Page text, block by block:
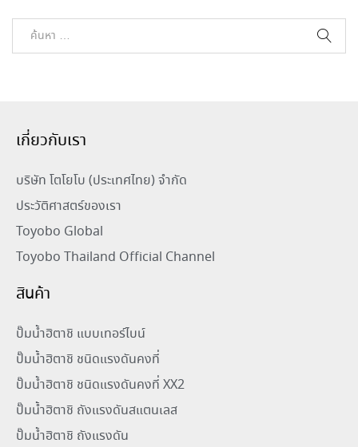
เกี่ยวกับเรา
บริษัท โตโยโบ (ประเทศไทย) จำกัด
ประวัติศาสตร์ของเรา
Toyobo Global
Toyobo Thailand Official Channel
สินค้า
ปั๊มน้ำฮิตาชิ แบบเทอร์ไบน์
ปั๊มน้ำฮิตาชิ ชนิดแรงดันคงที่
ปั๊มน้ำฮิตาชิ ชนิดแรงดันคงที่ XX2
ปั๊มน้ำฮิตาชิ ถังแรงดันสแตนเลส
ปั๊มน้ำฮิตาชิ ถังแรงดัน